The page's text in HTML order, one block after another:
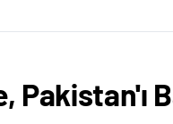
Pakistan'ı